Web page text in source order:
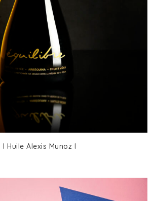
I Huile Alexis Munoz I